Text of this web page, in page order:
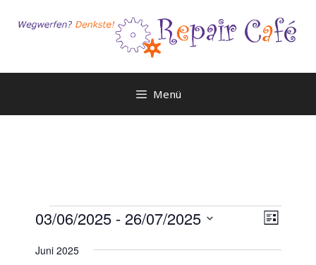
Inhalt
Menü
Veranstaltungen
AV
r
L
03/06/2025 - 26/07/2025
a
Juni 2025